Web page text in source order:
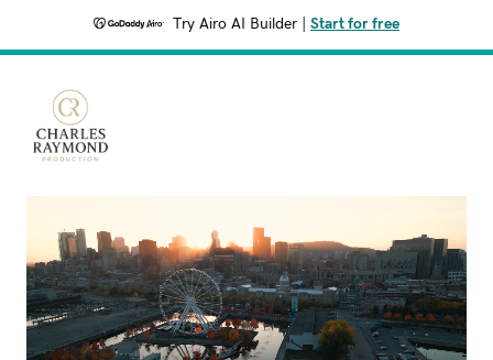
Try Airo AI Builder Start for free